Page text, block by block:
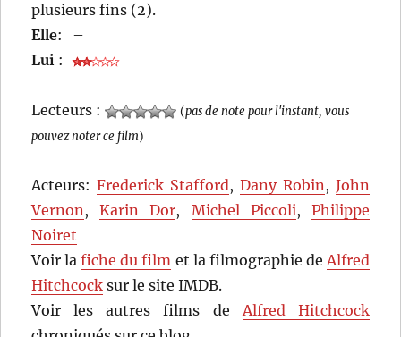
plusieurs fins (2).
Elle:
–
Lui :
Lecteurs : (pas de note pour l'instant, vous
pouvez noter ce film)
Acteurs:Frederick Stafford, Dany Robin, John
Vernon,Karin Dor, Michel Piccoli, Philippe
Noiret
Voir lafiche du film et la filmographie deAlfred
Hitchcock sur le site IMDB.
Voir les autres films deAlfred Hitchcock